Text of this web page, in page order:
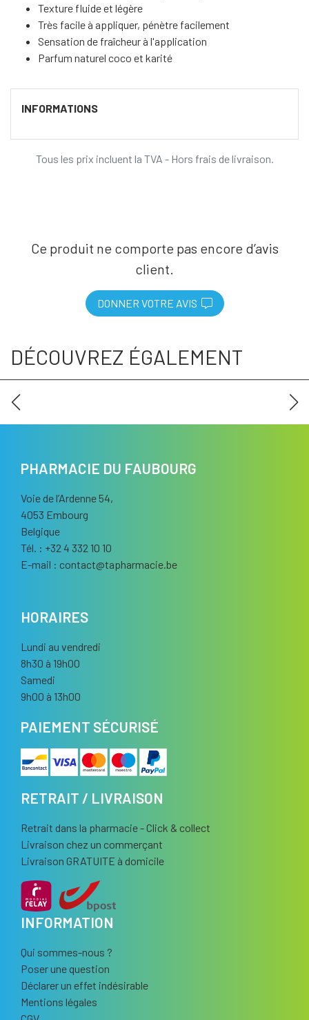
Texture fluide et légère
Très facile à appliquer, pénètre facilement
Sensation de fraîcheur à l'application
Parfum naturel coco et karité
INFORMATIONS
Tous les prix incluent la TVA - Hors frais de livraison.
Ce produit ne comporte pas encore d’avis
client.
DONNER VOTRE AVIS
DÉCOUVREZ ÉGALEMENT
PHARMACIE DU FAUBOURG
Voie de l’Ardenne 54,
4053 Embourg
Belgique
Tél. : +32 4 332 10 10
E-mail : contact@tapharmacie.be
HORAIRES
Lundi au vendredi
8h30 à 19h00
Samedi
9h00 à 13h00
PAIEMENT SÉCURISÉ
RETRAIT / LIVRAISON
Retrait dans la pharmacie - Click & collect
Livraison chez un commerçant
Livraison GRATUITE à domicile
INFORMATION
Qui sommes-nous ?
Poser une question
Déclarer un effet indésirable
Mentions légales